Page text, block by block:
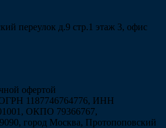
переулок д.9 стр.1 этаж 3, офис
офертой
1187746764776, ИНН
ОКПО 79366767,
город Москва, Протопоповский